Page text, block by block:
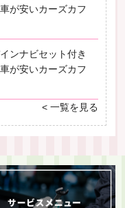
が安いカーズカフ
ンナビセット付き
が安いカーズカフ
< 一覧を見る